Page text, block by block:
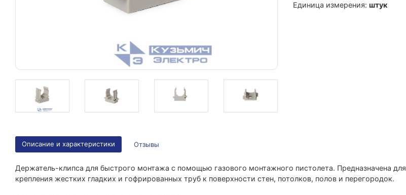
Единица измерения: штук
Описание и характеристики Отзывы
Держатель-клипса для быстрого монтажа с помощью газового монтажного пистолета. Предназначена для
крепления жестких гладких и гофрированных труб к поверхности стен, потолков, полов и перегородок.